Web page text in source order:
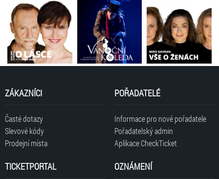
ZÁKAZNÍCI
Časté dotazy
Slevové kódy
Prodejní místa
POŘADATELÉ
Informace pro nové pořadatele
Pořadatelský admin
Aplikace CheckTicket
TICKETPORTAL OZNÁMENÍ